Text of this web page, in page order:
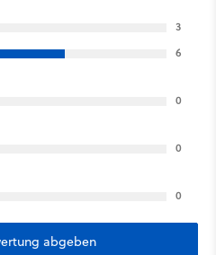
3
6
0
0
0
abgeben